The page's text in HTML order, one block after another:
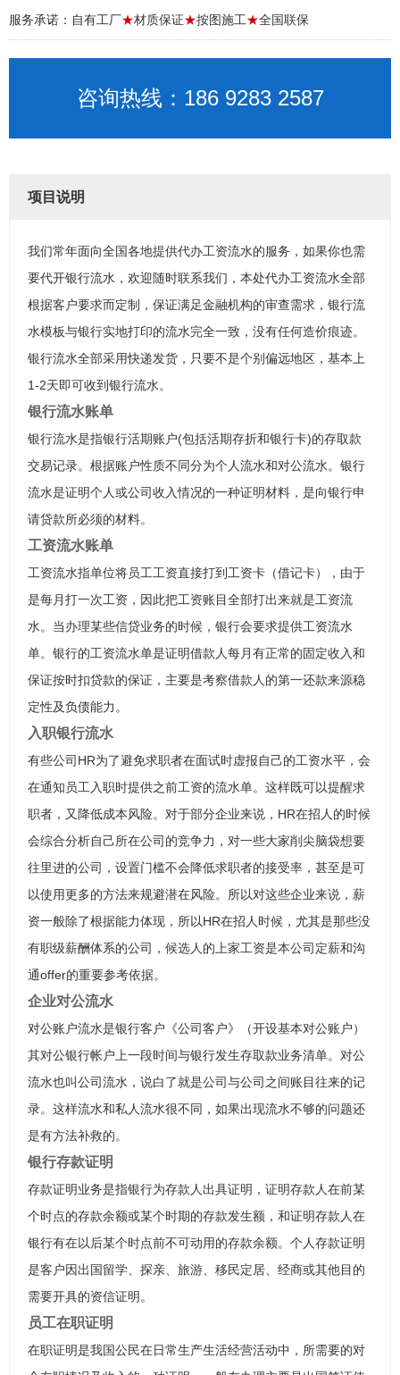
服务承诺：自有工厂★材质保证★按图施工★全国联保
咨询热线：186 9283 2587
项目说明
我们常年面向全国各地提供代办工资流水的服务，如果你也需
要代开银行流水，欢迎随时联系我们，本处代办工资流水全部
根据客户要求而定制，保证满足金融机构的审查需求，银行流
水模板与银行实地打印的流水完全一致，没有任何造价痕迹。
银行流水全部采用快递发货，只要不是个别偏远地区，基本上
1-2天即可收到银行流水。
银行流水账单
银行流水是指银行活期账户(包括活期存折和银行卡)的存取款
交易记录。根据账户性质不同分为个人流水和对公流水。银行
流水是证明个人或公司收入情况的一种证明材料，是向银行申
请贷款所必须的材料。
工资流水账单
工资流水指单位将员工工资直接打到工资卡（借记卡），由于
是每月打一次工资，因此把工资账目全部打出来就是工资流
水。当办理某些信贷业务的时候，银行会要求提供工资流水
单。银行的工资流水单是证明借款人每月有正常的固定收入和
保证按时扣贷款的保证，主要是考察借款人的第一还款来源稳
定性及负债能力。
入职银行流水
有些公司HR为了避免求职者在面试时虚报自己的工资水平，会
在通知员工入职时提供之前工资的流水单。这样既可以提醒求
职者，又降低成本风险。对于部分企业来说，HR在招人的时候
会综合分析自己所在公司的竞争力，对一些大家削尖脑袋想要
往里进的公司，设置门槛不会降低求职者的接受率，甚至是可
以使用更多的方法来规避潜在风险。所以对这些企业来说，薪
资一般除了根据能力体现，所以HR在招人时候，尤其是那些没
有职级薪酬体系的公司，候选人的上家工资是本公司定薪和沟
通offer的重要参考依据。
企业对公流水
对公账户流水是银行客户《公司客户》（开设基本对公账户）
其对公银行帐户上一段时间与银行发生存取款业务清单。对公
流水也叫公司流水，说白了就是公司与公司之间账目往来的记
录。这样流水和私人流水很不同，如果出现流水不够的问题还
是有方法补救的。
银行存款证明
存款证明业务是指银行为存款人出具证明，证明存款人在前某
个时点的存款余额或某个时期的存款发生额，和证明存款人在
银行有在以后某个时点前不可动用的存款余额。个人存款证明
是客户因出国留学、探亲、旅游、移民定居、经商或其他目的
需要开具的资信证明。
员工在职证明
在职证明是我国公民在日常生产生活经营活动中，所需要的对